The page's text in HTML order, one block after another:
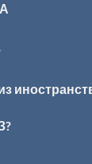
„Милован
поезију